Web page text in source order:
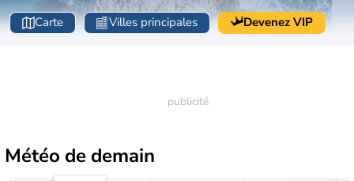
Carte Villes principales Devenez VIP
Météo de demain